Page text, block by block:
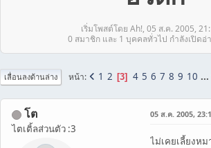
เริ่มโพสต์โดย Ah!, 05 ส.ค. 2005,
0 สมาชิก และ 1 บุคคลทั่วไป กำลังเปิดอ่
เลื่อนลงด้านล่าง หน้า 1 2 3 4 5 6 7 8 9 10 ...
โต
ไตเติ้ลส่วนตัว :3
05 ส.ค. 2005,
ไม่เคยเลี้ยงห